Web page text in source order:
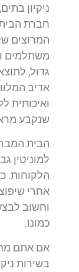
ניקיון
חברת
המרוצים
משתלמים
גדול,
אדיב
ואיכותית
שנקבע
הבית
למוניטין
הלקוחות.
אחרי
וחשוב
כמונו.
אם אתם
בשירות